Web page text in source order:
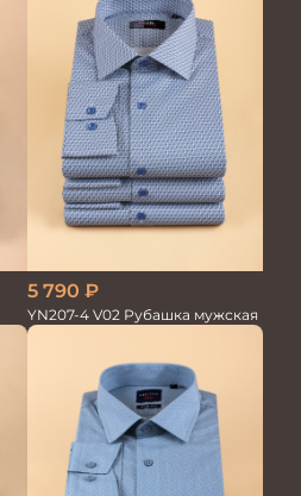
5 790 ₽
YN207-4 V02 Рубашка мужская